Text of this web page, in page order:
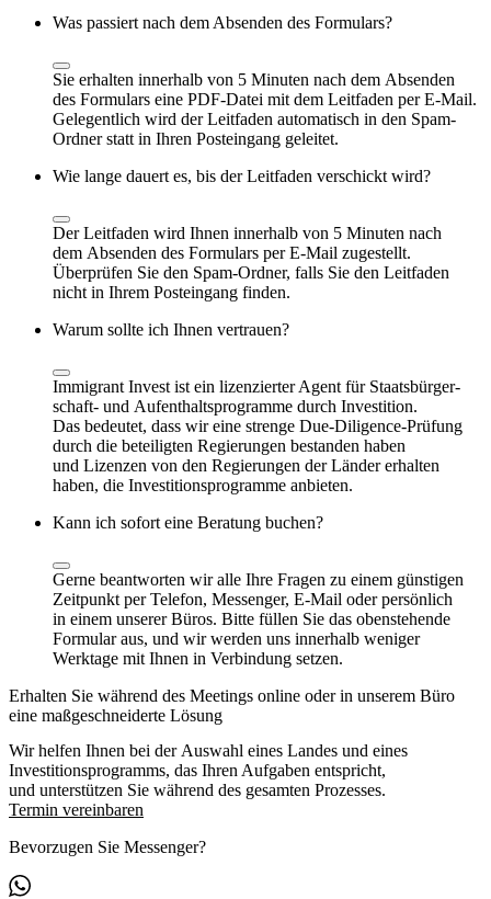
Was passiert nach dem Absenden des Formulars?
Sie erhalten innerhalb von 5 Minuten nach dem Absenden
des Formulars eine PDF-Datei mit dem Leitfaden per E-Mail.
Gelegentlich wird der Leitfaden automatisch in den Spam-
Ordner statt in Ihren Posteingang geleitet.
Wie lange dauert es, bis der Leitfaden verschickt wird?
Der Leitfaden wird Ihnen innerhalb von 5 Minuten nach
dem Absenden des Formulars per E-Mail zugestellt.
Überprüfen Sie den Spam-Ordner, falls Sie den Leitfaden
nicht in Ihrem Posteingang finden.
Warum sollte ich Ihnen vertrauen?
Immigrant Invest ist ein lizenzierter Agent für Staats­bür­ger­
schaft- und Aufenthaltsprogramme durch Investition.
Das bedeutet, dass wir eine strenge Due‑Diligence‑Prüfung
durch die beteiligten Regierungen bestanden haben
und Lizenzen von den Regierungen der Länder erhalten
haben, die Investitionsprogramme anbieten.
Kann ich sofort eine Beratung buchen?
Gerne beantworten wir alle Ihre Fragen zu einem günstigen
Zeitpunkt per Telefon, Messenger, E-Mail oder persönlich
in einem unserer Büros. Bitte füllen Sie das obenstehende
Formular aus, und wir werden uns innerhalb weniger
Werktage mit Ihnen in Verbindung setzen.
Erhalten Sie während des Meetings online oder in unserem Büro
eine maßgeschneiderte Lösung
Wir helfen Ihnen bei der Auswahl eines Landes und eines
Investitionsprogramms, das Ihren Aufgaben entspricht,
und unterstützen Sie während des gesamten Prozesses.
Termin vereinbaren
Bevorzugen Sie Messenger?